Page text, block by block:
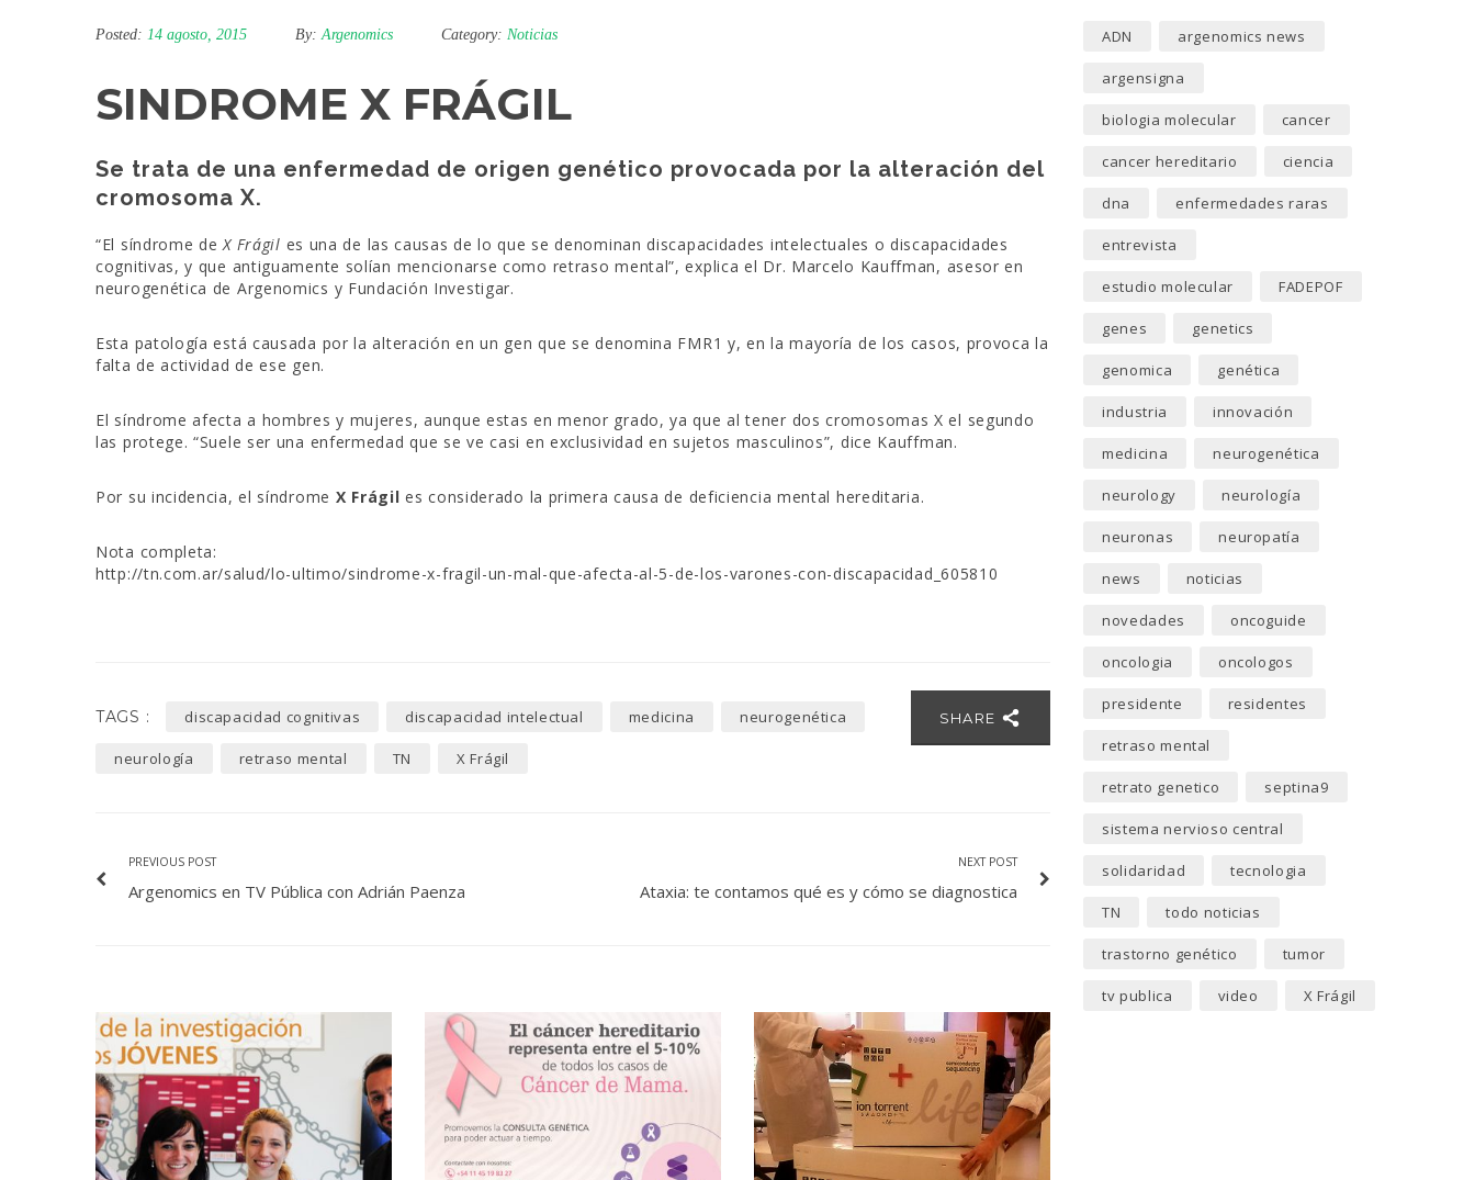
Posted: 14 agosto, 2015 By: Argenomics Category: Noticias
SINDROME X FRÁGIL
Se trata de una enfermedad de origen genético provocada por la alteración del
cromosoma X.
“El síndrome deX Frágil es una de las causas de lo que se denominan discapacidades intelectuales o discapacidades
cognitivas, y que antiguamente solían mencionarse como retraso mental”, explica el Dr. Marcelo Kauffman, asesor en
neurogenética de Argenomics y Fundación Investigar.
Esta patología está causada por la alteración en un gen que se denomina FMR1 y, en la mayoría de los casos, provoca la
falta de actividad de ese gen.
El síndrome afecta a hombres y mujeres, aunque estas en menor grado, ya que al tener dos cromosomas X el segundo
las protege. “Suele ser una enfermedad que se ve casi en exclusividad en sujetos masculinos”, dice Kauffman.
Por su incidencia, el síndrome X Frágil es considerado la primera causa de deficiencia mental hereditaria.
Nota completa:
http://tn.com.ar/salud/lo-ultimo/sindrome-x-fragil-un-mal-que-afecta-al-5-de-los-varones-con-discapacidad_605810
TAGS : discapacidad cognitivas discapacidad intelectual medicina neurogenética
neurología retraso mental TN X Frágil
SHARE
PREVIOUS POST
Argenomics en TV Pública con Adrián Paenza
NEXT POST
Ataxia: te contamos qué es y cómo se diagnostica
ADN argenomics news
argensigna
biologia molecular cancer
cancer hereditario ciencia
dna enfermedades raras
entrevista
estudio molecular FADEPOF
genes genetics
genomica genética
industria innovación
medicina neurogenética
neurology neurología
neuronas neuropatía
news noticias
novedades oncoguide
oncologia oncologos
presidente residentes
retraso mental
retrato genetico septina9
sistema nervioso central
solidaridad tecnologia
TN todo noticias
trastorno genético tumor
tv publica video X Frágil